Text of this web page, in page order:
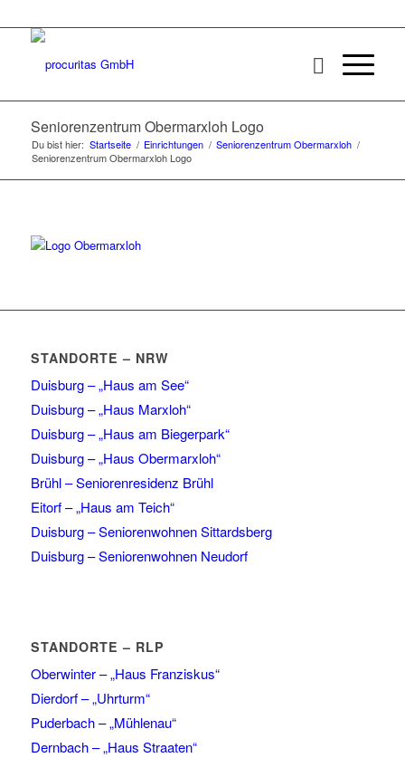
Seniorenzentrum Obermarxloh Logo
Du bist hier: Startseite / Einrichtungen / Seniorenzentrum Obermarxloh /
Seniorenzentrum Obermarxloh Logo
STANDORTE – NRW
Duisburg – „Haus am See“
Duisburg – „Haus Marxloh“
Duisburg – „Haus am Biegerpark“
Duisburg – „Haus Obermarxloh“
Brühl – Seniorenresidenz Brühl
Eitorf – „Haus am Teich“
Duisburg – Seniorenwohnen Sittardsberg
Duisburg – Seniorenwohnen Neudorf
STANDORTE – RLP
Oberwinter – „Haus Franziskus“
Dierdorf – „Uhrturm“
Puderbach – „Mühlenau“
Dernbach – „Haus Straaten“